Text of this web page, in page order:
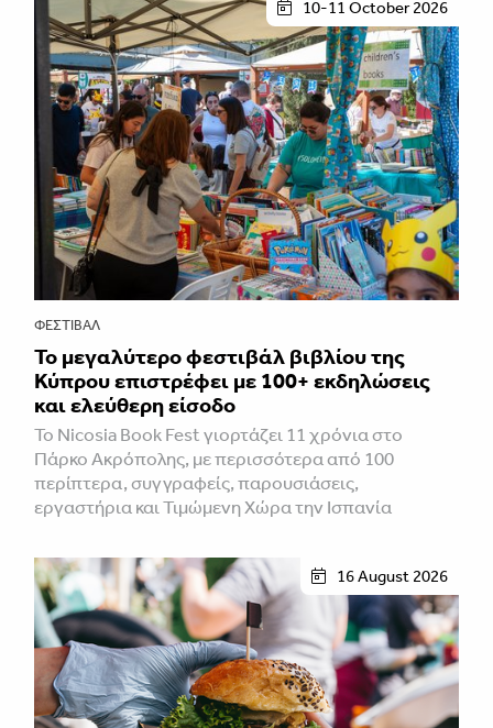
10-11 October 2026
ΦΕΣΤΙΒΑΛ
Το μεγαλύτερο φεστιβάλ βιβλίου της
Κύπρου επιστρέφει με 100+ εκδηλώσεις
και ελεύθερη είσοδο
Το Nicosia Book Fest γιορτάζει 11 χρόνια στο
Πάρκο Ακρόπολης, με περισσότερα από 100
περίπτερα, συγγραφείς, παρουσιάσεις,
εργαστήρια και Τιμώμενη Χώρα την Ισπανία
16 August 2026